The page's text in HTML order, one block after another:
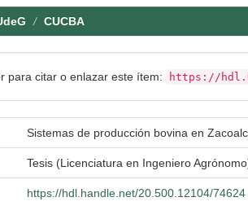
CUCBA
para citar o enlazar este ítem: https://
Sistemas de producción bovina en
Tesis (Licenciatura en Ingeniero
https://hdl.handle.net/20.500.12104/74624